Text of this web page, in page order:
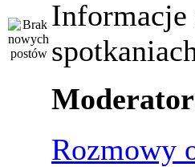
Informacje
Rozmowy